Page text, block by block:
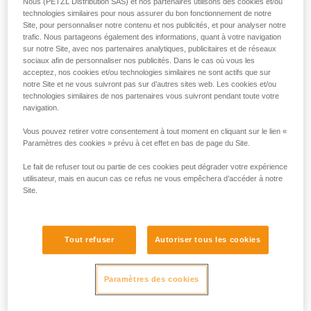
Du point de vue réglementaire, c’est la certification EN 358
qui couvre l’utilisation des points d’attache en retenue.
Cependant, en l’absence de risque de chute et donc de
suspension dans le harnais, dans la pratique, n’importe quel
point d’attache du harnais peut être utilisé pour la retenue.
Le choix du point d’attache utilisé pour la retenue peut être
exemple, préférer un point dorsal pour que la longe ne se
Nous (PETZL Distribution SAS) et nos partenaires utilisons des cookies et/ou
technologies similaires pour nous assurer du bon fonctionnement de notre
Site, pour personnaliser notre contenu et nos publicités, et pour analyser notre
trafic. Nous partageons également des informations, quant à votre navigation
sur notre Site, avec nos partenaires analytiques, publicitaires et de réseaux
sociaux afin de personnaliser nos publicités. Dans le cas où vous les
acceptez, nos cookies et/ou technologies similaires ne sont actifs que sur
notre Site et ne vous suivront pas sur d’autres sites web. Les cookies et/ou
technologies similaires de nos partenaires vous suivront pendant toute votre
navigation.
Vous pouvez retirer votre consentement à tout moment en cliquant sur le lien «
Paramètres des cookies » prévu à cet effet en bas de page du Site.
Le fait de refuser tout ou partie de ces cookies peut dégrader votre expérience
utilisateur, mais en aucun cas ce refus ne vous empêchera d’accéder à notre
Site.
Tout refuser Autoriser tous les cookies
Paramètres des cookies